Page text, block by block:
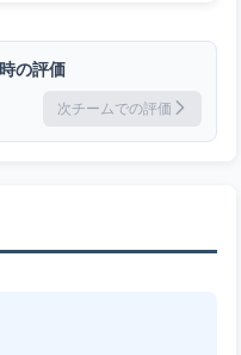
の評価
次チームでの評価